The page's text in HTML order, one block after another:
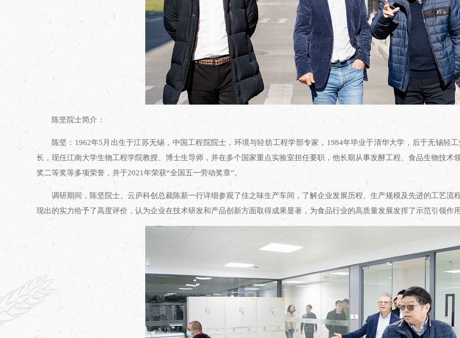
陈坚院士简介：
陈坚：1962年5月出生于江苏无锡，中国工程院院士，环境与轻纺工程学部专家，1984年毕业于清华大学，后于无锡轻
长，现任江南大学生物工程学院教授、博士生导师，并在多个国家重点实验室担任要职，他长期从事发酵工程、食品生物技术
奖二等奖等多项荣誉，并于2021年荣获“全国五一劳动奖章”。
调研期间，陈坚院士、云庐科创总裁陈新一行详细参观了佳之味生产车间，了解企业发展历程、生产规模及先进的工艺流
现出的实力给予了高度评价，认为企业在技术研发和产品创新方面取得成果显著，为食品行业的高质量发展发挥了示范引领作用